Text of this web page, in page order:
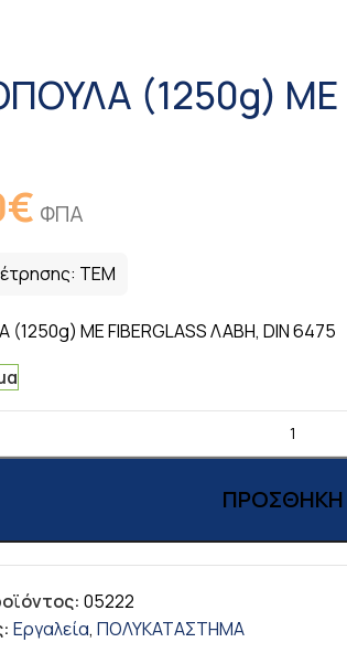
(1250g) ΜΕ
€ ΦΠΑ
ΤΕΜ
ΜΕ FIBERGLASS ΛΑΒΗ, DIN 6475
ΠΡΟΣΘΉΚΗ
05222
Εργαλεία, ΠΟΛΥΚΑΤΑΣΤΗΜΑ